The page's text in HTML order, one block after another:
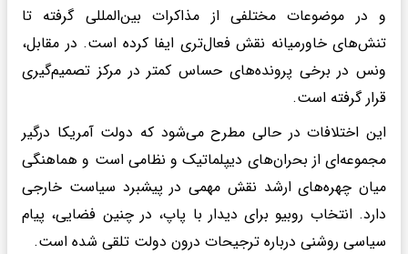
و در موضوعات مختلفی از مذاکرات بین‌المللی گرفته تا
تنش‌های خاورمیانه نقش فعال‌تری ایفا کرده است. در مقابل،
ونس در برخی پرونده‌های حساس کمتر در مرکز تصمیم‌گیری
قرار گرفته است.
این اختلافات در حالی مطرح می‌شود که دولت آمریکا درگیر
مجموعه‌ای از بحران‌های دیپلماتیک و نظامی است و هماهنگی
میان چهره‌های ارشد نقش مهمی در پیشبرد سیاست خارجی
دارد. انتخاب روبیو برای دیدار با پاپ، در چنین فضایی، پیام
سیاسی روشنی درباره ترجیحات درون دولت تلقی شده است.